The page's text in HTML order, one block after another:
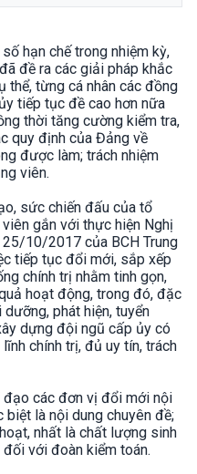
hạn chế trong nhiệm kỳ,
đã đề ra các giải pháp khắc
thể, từng cá nhân các đồng
tiếp tục đề cao hơn nữa
thời tăng cường kiểm tra,
quy định của Đảng về
được làm; trách nhiệm
viên.
sức chiến đấu của tổ
gắn với thực hiện Nghị
10/2017 của BCH Trung
tiếp tục đổi mới, sắp xếp
chính trị nhằm tinh gọn,
hoạt động, trong đó, đặc
phát hiện, tuyển
dựng đội ngũ cấp ủy có
chính trị, đủ uy tín, trách
các đơn vị đổi mới nội
là nội dung chuyên đề;
nhất là chất lượng sinh
với đoàn kiểm toán.